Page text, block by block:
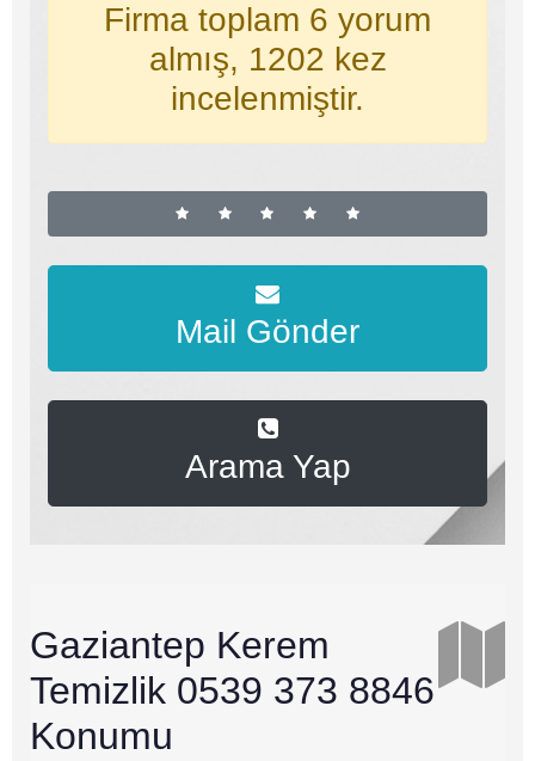
Firma toplam 6 yorum
almış, 1202 kez
incelenmiştir.
Mail Gönder
Arama Yap
Gaziantep Kerem
Temizlik 0539 373 8846
Konumu